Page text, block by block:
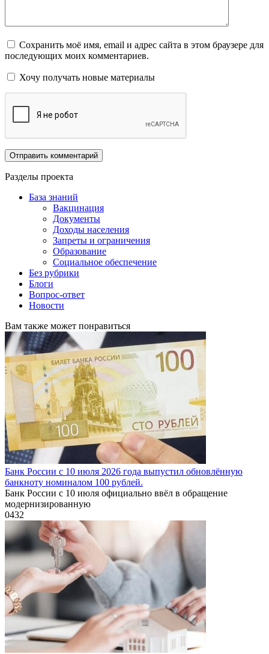
Сохранить моё имя, email и адрес сайта в этом браузере для
последующих моих комментариев.
Хочу получать новые материалы
Разделы проекта
База знаний
Вакцинация
Документы
Доходы населения
Запреты и ограничения
Образование
Социальное обеспечение
Без рубрики
Блоги
Вопрос-ответ
Новости
Вам также может понравиться
Банк России с 10 июля 2026 года выпустил обновлённую
банкноту номиналом 100 рублей.
Банк России с 10 июля официально ввёл в обращение
модернизированную
0432